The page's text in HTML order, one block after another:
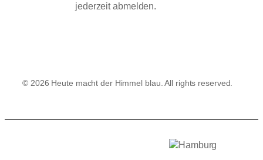
jederzeit abmelden.
© 2026 Heute macht der Himmel blau. All rights reserved.